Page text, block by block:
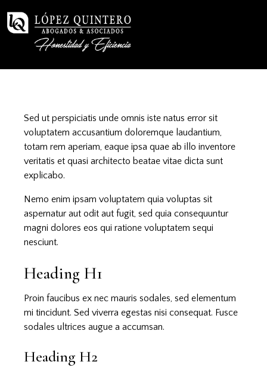
Sed ut perspiciatis unde omnis iste natus error sit
voluptatem accusantium doloremque laudantium,
totam rem aperiam, eaque ipsa quae ab illo inventore
veritatis et quasi architecto beatae vitae dicta sunt
explicabo.
Nemo enim ipsam voluptatem quia voluptas sit
aspernatur aut odit aut fugit, sed quia consequuntur
magni dolores eos qui ratione voluptatem sequi
nesciunt.
Heading H1
Proin faucibus ex nec mauris sodales, sed elementum
mi tincidunt. Sed viverra egestas nisi consequat. Fusce
sodales ultrices augue a accumsan.
Heading H2